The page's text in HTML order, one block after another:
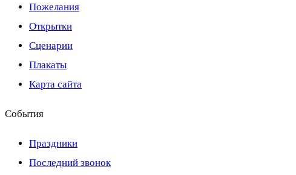
Пожелания
Открытки
Сценарии
Плакаты
Карта сайта
События
Праздники
Последний звонок